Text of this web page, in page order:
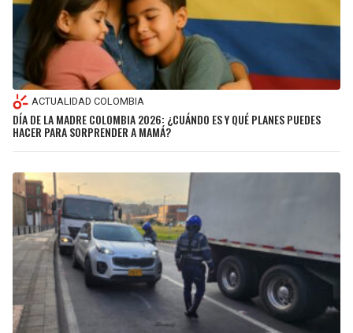
ACTUALIDAD COLOMBIA
DÍA DE LA MADRE COLOMBIA 2026: ¿CUÁNDO ES Y QUÉ PLANES PUEDES
HACER PARA SORPRENDER A MAMÁ?